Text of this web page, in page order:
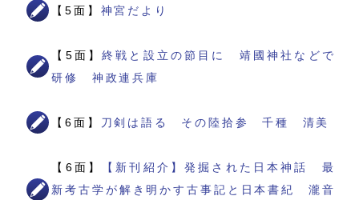
【5面】 神宮だより
【5面】終戦と設立の節目に 靖國神社などで
研修 神政連兵庫
【6面】 刀剣は語る その陸拾参 千種 清美
【6面】
【新刊紹介】発掘された日本神話 最
新考古学が解き明かす古事記と日本書紀 瀧音